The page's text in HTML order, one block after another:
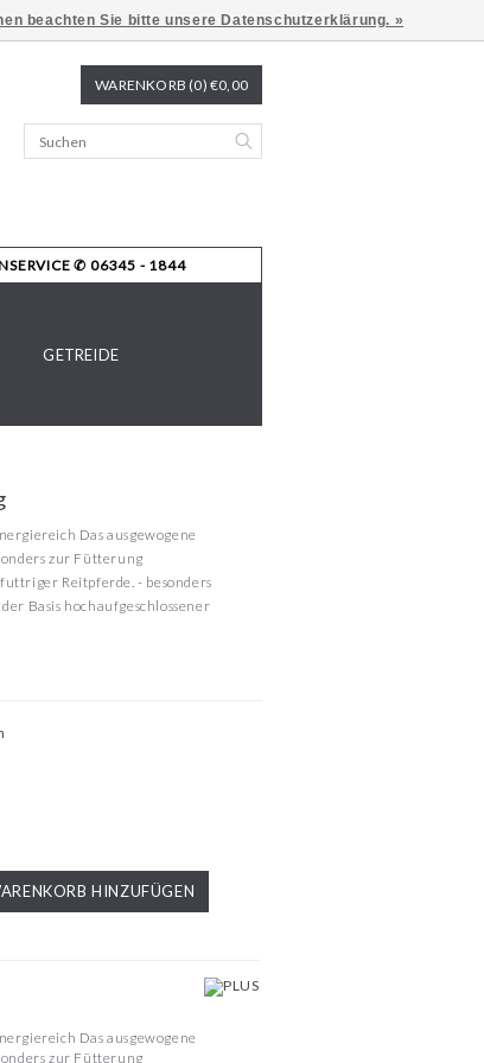
WARENKORB (0) €0,00
✆ 06345 - 1844
GETREIDE
Das ausgewogene
zur Fütterung
Reitpferde. - besonders
Basis hochaufgeschlossener
HINZUFÜGEN
Das ausgewogene
zur Fütterung
beachten Sie bitte unsere Datenschutzerklärung. »